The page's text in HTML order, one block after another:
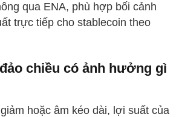
qua ENA, phù hợp bối cảnh
trực tiếp cho stablecoin theo
chiều có ảnh hưởng gì
hoặc âm kéo dài, lợi suất của